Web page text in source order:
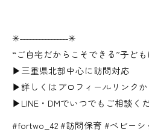
✳︎˗˗˗˗˗˗˗˗˗˗˗˗˗˗˗˗✳︎
“ご自宅だからこそできる”子ど
▶三重県北部中心に訪問対応
▶詳しくはプロフィールリンク
▶LINE・DMでいつでもご相談く
#fortwo_42 #訪問保育 #ベビー